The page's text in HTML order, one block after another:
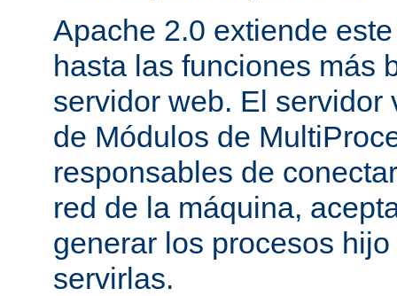
Apache 2.0 extiende
hasta las funciones más
servidor web. El servidor
de Módulos de
responsables de
red de la máquina,
generar los procesos
servirlas.